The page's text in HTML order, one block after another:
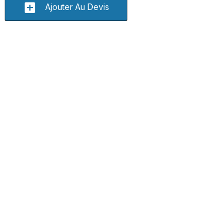
add_box Ajouter Au Devis